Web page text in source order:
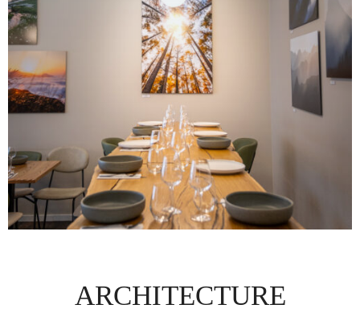
ARCHITECTURE